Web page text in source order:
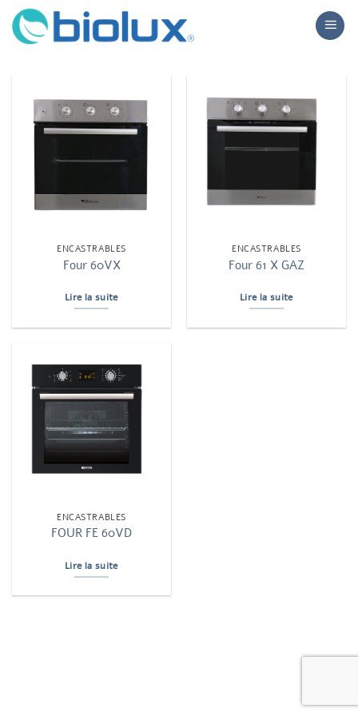
Passer
au
ENCASTRABLES
Four 60VX
Lire la suite
ENCASTRABLES
Four 61 X GAZ
Lire la suite
ENCASTRABLES
FOUR FE 60VD
Lire la suite